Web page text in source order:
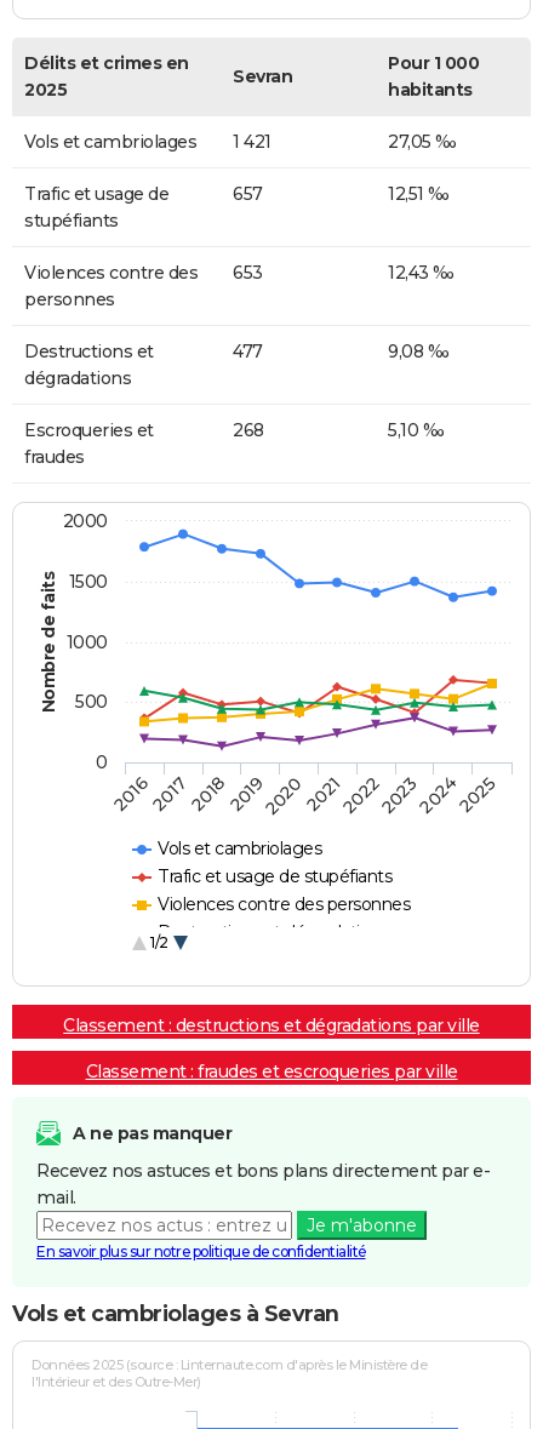
Délits et crimes en
2025
Sevran
Pour 1 000
habitants
Vols et cambriolages 1 421 27,05 ‰
Trafic et usage de
stupéfiants
657 12,51 ‰
Violences contre des
personnes
653 12,43 ‰
Destructions et
dégradations
477 9,08 ‰
Escroqueries et
fraudes
268 5,10 ‰
Nombre de faits
Vols et cambriolages
Trafic et usage de stupéfiants
Violences contre des personnes
Destructions et dégradations
1/2
2016201720182019202020212022202320242025
0
500
1000
1500
2000
Classement : destructions et dégradations par ville
Classement : fraudes et escroqueries par ville
A ne pas manquer
Recevez nos astuces et bons plans directement par e-
mail.
Je m'abonne
En savoir plus sur notre politique de confidentialité
Vols et cambriolages à Sevran
Données 2025 (source : Linternaute.com d'après le Ministère de
l'Intérieur et des Outre-Mer)